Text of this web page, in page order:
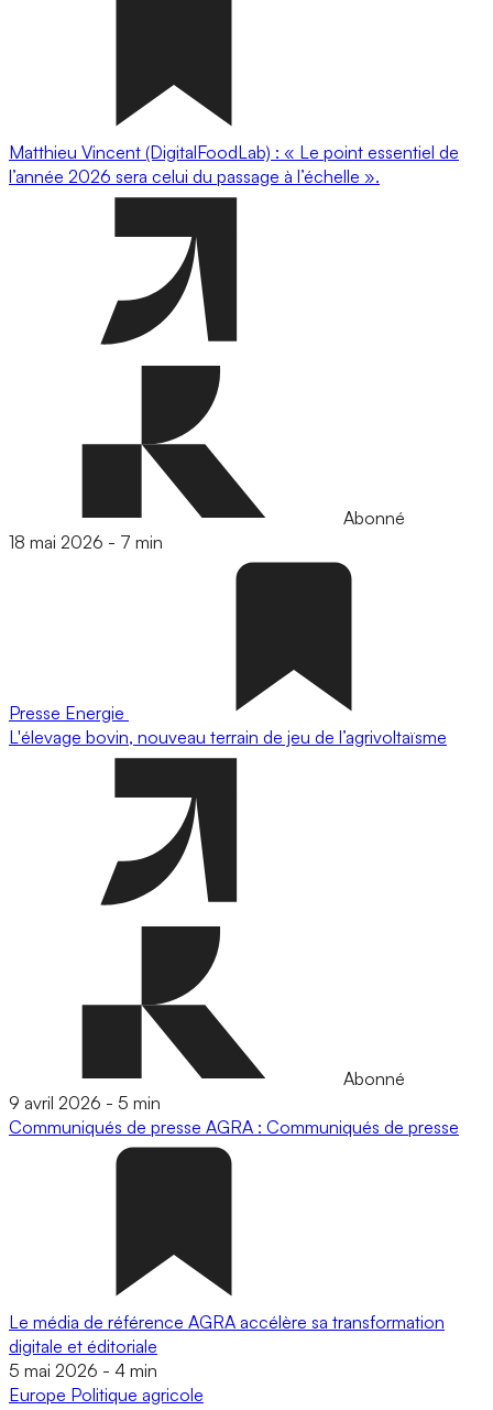
Matthieu Vincent (DigitalFoodLab) : « Le point essentiel de
l’année 2026 sera celui du passage à l’échelle ».
Abonné
18 mai 2026 - 7 min
Presse Energie
L'élevage bovin, nouveau terrain de jeu de l’agrivoltaïsme
Abonné
9 avril 2026 - 5 min
Communiqués de presse AGRA : Communiqués de presse
Le média de référence AGRA accélère sa transformation
digitale et éditoriale
5 mai 2026 - 4 min
Europe Politique agricole